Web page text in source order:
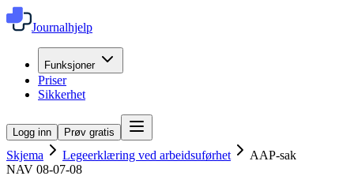
Journalhjelp
Funksjoner
Priser
Sikkerhet
Logg inn Prøv gratis
Skjema Legeerklæring ved arbeidsuførhet
AAP-sak
NAV 08-07-08